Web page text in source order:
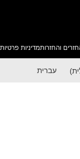
והחזרותמדיניות פרטיות
) עברית